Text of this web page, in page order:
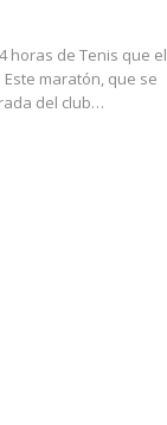
horas de Tenis que el
maratón, que se
del club…